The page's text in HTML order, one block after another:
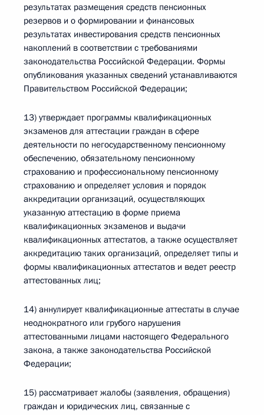
результатах размещения средств пенсионных
резервов и о формировании и финансовых
результатах инвестирования средств пенсионных
накоплений в соответствии с требованиями
законодательства Российской Федерации. Формы
опубликования указанных сведений устанавливаются
Правительством Российской Федерации;
13) утверждает программы квалификационных
экзаменов для аттестации граждан в сфере
деятельности по негосударственному пенсионному
обеспечению, обязательному пенсионному
страхованию и профессиональному пенсионному
страхованию и определяет условия и порядок
аккредитации организаций, осуществляющих
указанную аттестацию в форме приема
квалификационных экзаменов и выдачи
квалификационных аттестатов, а также осуществляет
аккредитацию таких организаций, определяет типы и
формы квалификационных аттестатов и ведет реестр
аттестованных лиц;
14) аннулирует квалификационные аттестаты в случае
неоднократного или грубого нарушения
аттестованными лицами настоящего Федерального
закона, а также законодательства Российской
Федерации;
15) рассматривает жалобы (заявления, обращения)
граждан и юридических лиц, связанные с